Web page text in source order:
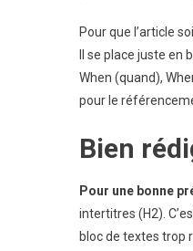
Pour que l’article
Il se place juste
When (quand),
pour le
Bien
Pour une bonne
intertitres (H2).
bloc de textes trop